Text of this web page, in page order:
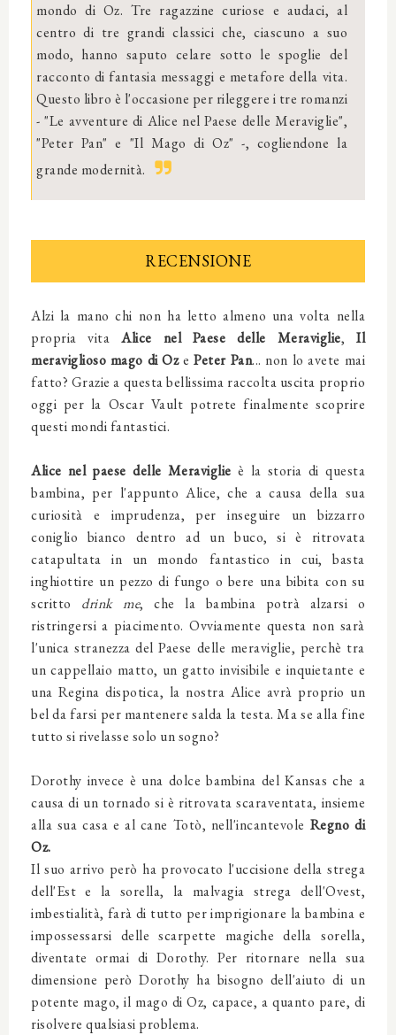
mondo di Oz. Tre ragazzine curiose e audaci, al
centro di tre grandi classici che, ciascuno a suo
modo, hanno saputo celare sotto le spoglie del
racconto di fantasia messaggi e metafore della vita.
Questo libro è l'occasione per rileggere i tre romanzi
- "Le avventure di Alice nel Paese delle Meraviglie",
"Peter Pan" e "Il Mago di Oz" -, cogliendone la
grande modernità.
RECENSIONE
Alzi la mano chi non ha letto almeno una volta nella
propria vitaAlice nel Paese delle Meraviglie,Il
meraviglioso mago di OzePeter Pan... non lo avete mai
fatto? Grazie a questa bellissima raccolta uscita proprio
oggi per la Oscar Vault potrete finalmente scoprire
questi mondi fantastici.
Alice nel paese delle Meraviglie è la storia di questa
bambina, per l'appunto Alice, che a causa della sua
curiosità e imprudenza, per inseguire un bizzarro
coniglio bianco dentro ad un buco, si è ritrovata
catapultata in un mondo fantastico in cui, basta
inghiottire un pezzo di fungo o bere una bibita con su
scritto drink me, che la bambina potrà alzarsi o
ristringersi a piacimento. Ovviamente questa non sarà
l'unica stranezza del Paese delle meraviglie, perchè tra
un cappellaio matto, un gatto invisibile e inquietante e
una Regina dispotica, la nostra Alice avrà proprio un
bel da farsi per mantenere salda la testa. Ma se alla fine
tutto si rivelasse solo un sogno?
Dorothy invece è una dolce bambina del Kansas che a
causa di un tornado si è ritrovata scaraventata, insieme
alla sua casa e al cane Totò, nell'incantevole Regno di
Oz.
Il suo arrivo però ha provocato l'uccisione della strega
dell'Est e la sorella, la malvagia strega dell'Ovest,
imbestialità, farà di tutto per imprigionare la bambina e
impossessarsi delle scarpette magiche della sorella,
diventate ormai di Dorothy. Per ritornare nella sua
dimensione però Dorothy ha bisogno dell'aiuto di un
potente mago, il mago di Oz, capace, a quanto pare, di
risolvere qualsiasi problema.